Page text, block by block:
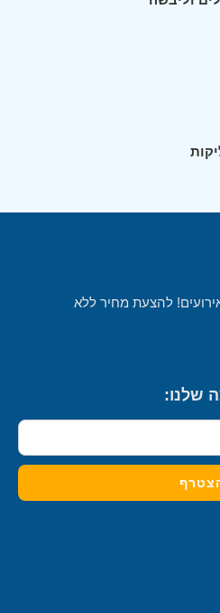
להצעת מחיר ללא
שלנו: